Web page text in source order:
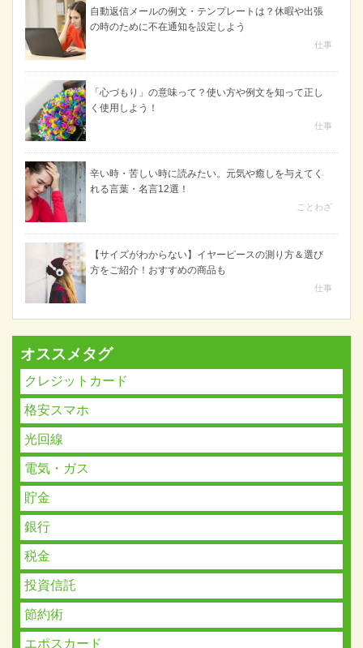
自動返信メールの例文・テンプレートは？休暇や出張
の時のために不在通知を設定しよう
仕事
「心づもり」の意味って？使い方や例文を知って正し
く使用しよう！
仕事
辛い時・苦しい時に読みたい。元気や癒しを与えてく
れる言葉・名言12選！
ことわざ
【サイズがわからない】イヤーピースの測り方＆選び
方をご紹介！おすすめの商品も
仕事
オススメタグ
クレジットカード
格安スマホ
光回線
電気・ガス
貯金
銀行
税金
投資信託
節約術
エポスカード